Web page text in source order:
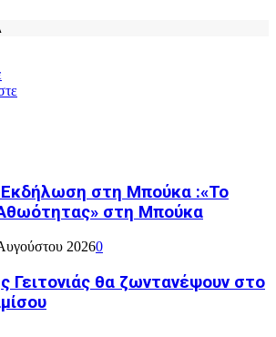
Εκδήλωση στη Μπούκα :«Το
στη Μπούκα
20260
Γειτονιάς θα ζωντανέψουν στο